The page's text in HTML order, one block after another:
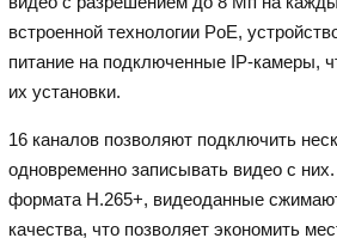
встроенной технологии PoE,
питание на подключенные IP-камеры,
их установки.
16 каналов позволяют подключить
одновременно записывать видео с
формата H.265+, видеоданные
качества, что позволяет экономить